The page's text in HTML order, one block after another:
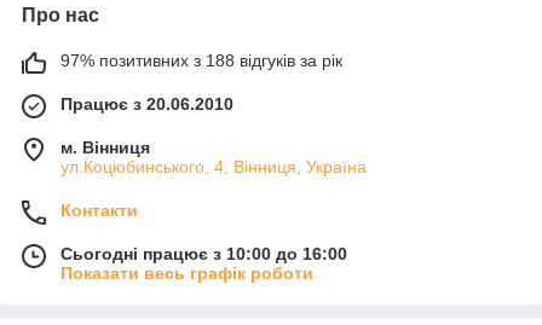
Про нас
97% позитивних з 188 відгуків за рік
Працює з 20.06.2010
м. Вінниця
ул.Коцюбинського, 4, Вінниця, Україна
Контакти
Сьогодні працює з 10:00 до 16:00
Показати весь графік роботи